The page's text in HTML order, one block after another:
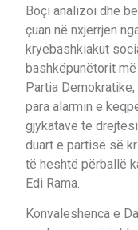
Boçi analizoi dhe
çuan në nxjerrjen
kryebashkiakut
bashkëpunëtorit
Partia
para alarmin e
gjykatave te
duart e partisë së
të heshtë përballë
Edi Rama.
Konvaleshenca e